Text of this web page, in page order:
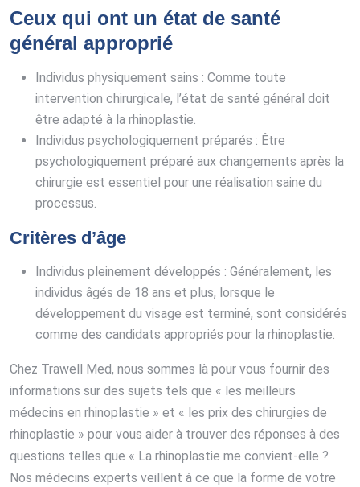
Ceux qui ont un état de santé
général approprié
Individus physiquement sains : Comme toute
intervention chirurgicale, l’état de santé général doit
être adapté à la rhinoplastie.
Individus psychologiquement préparés : Être
psychologiquement préparé aux changements après la
chirurgie est essentiel pour une réalisation saine du
processus.
Critères d’âge
Individus pleinement développés : Généralement, les
individus âgés de 18 ans et plus, lorsque le
développement du visage est terminé, sont considérés
comme des candidats appropriés pour la rhinoplastie.
Chez Trawell Med, nous sommes là pour vous fournir des
informations sur des sujets tels que « les meilleurs
médecins en rhinoplastie » et « les prix des chirurgies de
rhinoplastie » pour vous aider à trouver des réponses à des
questions telles que « La rhinoplastie me convient-elle ?
Nos médecins experts veillent à ce que la forme de votre